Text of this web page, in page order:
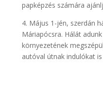
papképzés számára
4. Május 1-jén, szerdán
Máriapócsra. Hálát
környezetének
autóval útnak indulókat